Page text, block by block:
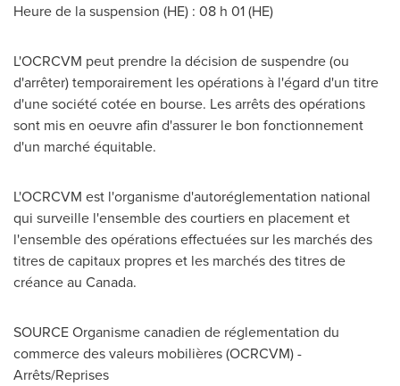
Heure de la suspension (HE) : 08 h 01 (HE)
L'OCRCVM peut prendre la décision de suspendre (ou
d'arrêter) temporairement les opérations à l'égard d'un titre
d'une société cotée en bourse. Les arrêts des opérations
sont mis en oeuvre afin d'assurer le bon fonctionnement
d'un marché équitable.
L'OCRCVM est l'organisme d'autoréglementation national
qui surveille l'ensemble des courtiers en placement et
l'ensemble des opérations effectuées sur les marchés des
titres de capitaux propres et les marchés des titres de
créance au Canada.
SOURCE Organisme canadien de réglementation du
commerce des valeurs mobilières (OCRCVM) -
Arrêts/Reprises